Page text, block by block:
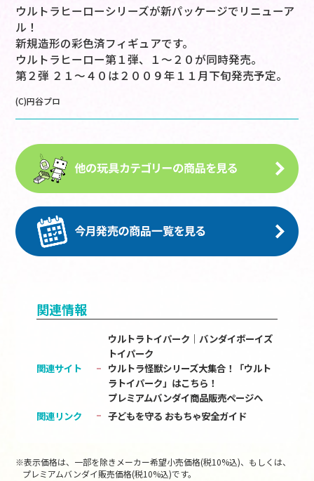
ウルトラヒーローシリーズが新パッケージでリニューア
ル！
新規造形の彩色済フィギュアです。
ウルトラヒーロー第１弾、１～２０が同時発売。
第２弾 ２１～４０は２００９年１１月下旬発売予定。
(C)円谷プロ
関連情報
関連サイト
ウルトラトイパーク｜バンダイボーイズ
トイパーク
ウルトラ怪獣シリーズ大集合！「ウルト
ラトイパーク」はこちら！
プレミアムバンダイ商品販売ページへ
関連リンク
子どもを守る おもちゃ安全ガイド
※表示価格は、一部を除きメーカー希望小売価格(税10%込)、もしくは、
プレミアムバンダイ販売価格(税10%込)です。